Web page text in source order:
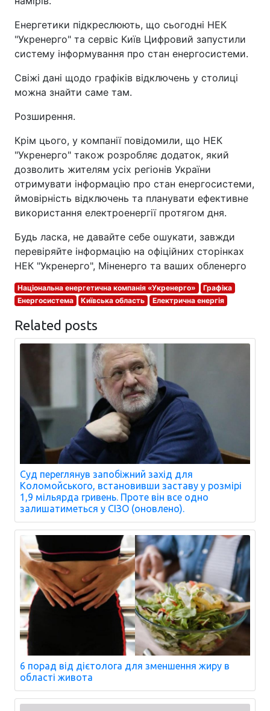
Енергетики підкреслюють, що сьогодні НЕК
"Укренерго" та сервіс Київ Цифровий запустили
систему інформування про стан енергосистеми.
Свіжі дані щодо графіків відключень у столиці
можна знайти саме там.
Розширення.
Крім цього, у компанії повідомили, що НЕК
"Укренерго" також розробляє додаток, який
дозволить жителям усіх регіонів України
отримувати інформацію про стан енергосистеми,
ймовірність відключень та планувати ефективне
використання електроенергії протягом дня.
Будь ласка, не давайте себе ошукати, завжди
перевіряйте інформацію на офіційних сторінках
НЕК "Укренерго", Міненерго та ваших обленерго
Національна енергетична компанія «Укренерго»
Графіка
Енергосистема
Київська область Електрична енергія
Related posts
Суд переглянув запобіжний захід для
Коломойського, встановивши заставу у розмірі
1,9 мільярда гривень. Проте він все одно
залишатиметься у СІЗО (оновлено).
6 порад від дієтолога для зменшення жиру в
області живота